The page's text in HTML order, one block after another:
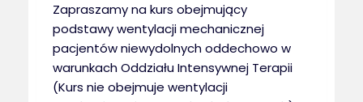
Zapraszamy na kurs obejmujący
podstawy wentylacji mechanicznej
pacjentów niewydolnych oddechowo w
warunkach Oddziału Intensywnej Terapii
(Kurs nie obejmuje wentylacji